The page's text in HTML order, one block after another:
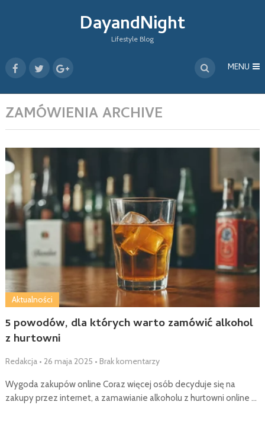
DayandNight
Lifestyle Blog
MENU
ZAMÓWIENIA ARCHIVE
5 powodów, dla których warto zamówić alkohol
z hurtowni
Aktualności
Redakcja • 26 maja 2025 • Brak komentarzy
Wygoda zakupów online Coraz więcej osób decyduje się na
zakupy przez internet, a zamawianie alkoholu z hurtowni online …